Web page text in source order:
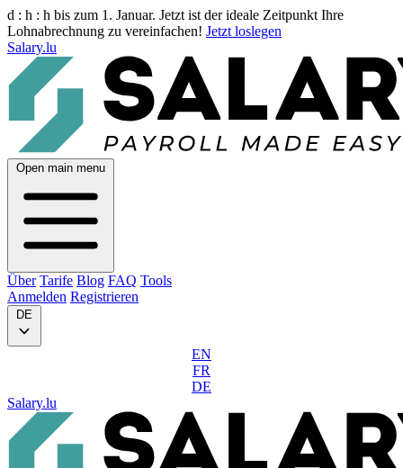
d : h : h bis zum 1. Januar. Jetzt ist der ideale Zeitpunkt Ihre
Lohnabrechnung zu vereinfachen! Jetzt loslegen
Salary.lu
Open main menu
Über Tarife Blog FAQ Tools
Anmelden Registrieren
DE
EN
FR
DE
Salary.lu